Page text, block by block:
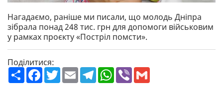
Нагадаємо, раніше ми писали, що молодь Дніпра
зібрала понад 248 тис. грн для допомоги військовим
у рамках проєкту «Постріл помсти».
Поділитися:
П
о
ш
F
a
c
T
w
E
m
a
T
e
W
h
a
V
b